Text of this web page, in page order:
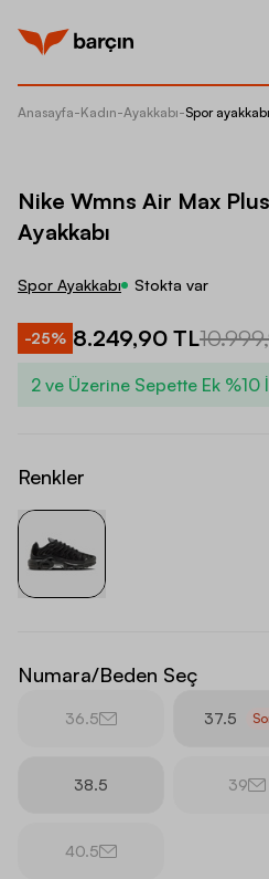
Anasayfa-Kadın-Ayakkabı-Spor ayakkabı
Nike Wmns Air Max
Ayakkabı
Spor Ayakkabı Stokta var
-25% 8.249,90 TL
2 ve Üzerine Sepette Ek %10
Renkler
Numara/Beden Seç
36.5 37.5
38.5 39
40.5